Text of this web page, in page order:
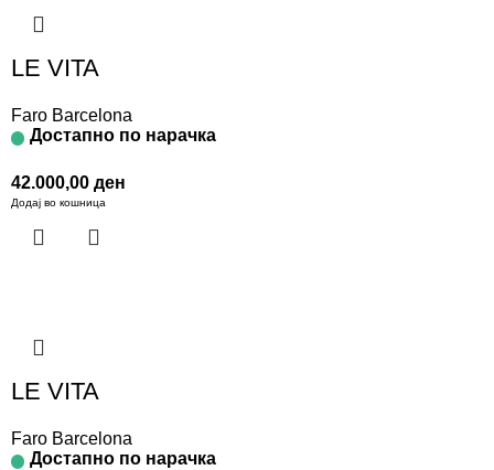
LE VITA
Faro Barcelona
Достапно по нарачка
42.000,00 ден
Додај во кошница
LE VITA
Faro Barcelona
Достапно по нарачка